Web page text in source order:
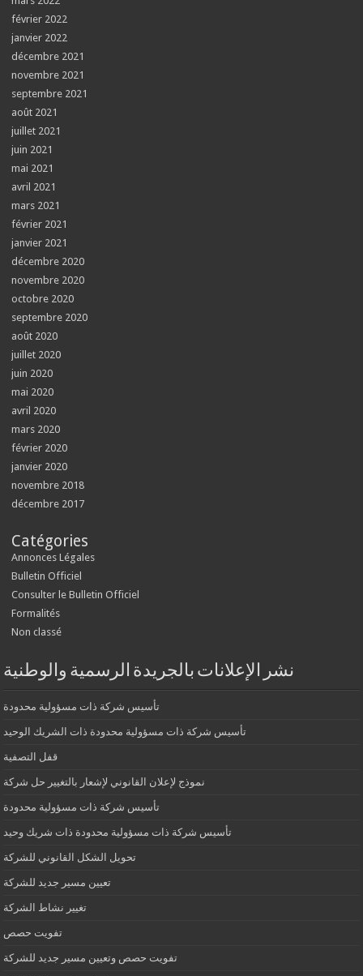
février 2022
janvier 2022
décembre 2021
novembre 2021
septembre 2021
août 2021
juillet 2021
juin 2021
mai 2021
avril 2021
mars 2021
février 2021
janvier 2021
décembre 2020
novembre 2020
octobre 2020
septembre 2020
août 2020
juillet 2020
juin 2020
mai 2020
avril 2020
mars 2020
février 2020
janvier 2020
novembre 2018
décembre 2017
Catégories
Annonces Légales
Bulletin Officiel
Consulter le Bulletin Officiel
Formalités
Non classé
نشر الإعلانات بالجريدة الرسمية والوطنية
تأسيس شركة ذات مسؤولية محدودة
تأسيس شركة ذات مسؤولية محدودة ذات الشريك الوحيد
قفل التصفية
نموذج لإعلان القانوني لإشعار بالتغيير حل شركة
تأسيس شركة ذات مسؤولية محدودة
تأسيس شركة ذات مسؤولية محدودة ذات شريك وحيد
تحويل الشكل القانوني للشركة
تعيين مسير جديد للشركة
تغيير نشاط الشركة
تفويت حصص
تفويت حصص وتعيين مسير جديد للشركة